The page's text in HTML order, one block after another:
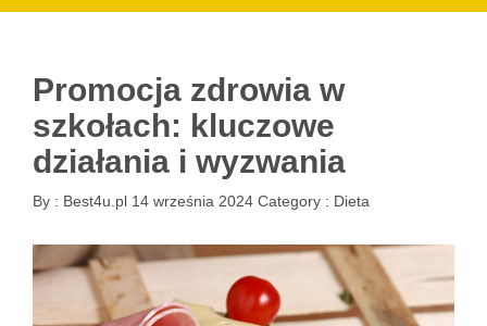
Promocja zdrowia w
szkołach: kluczowe
działania i wyzwania
By : Best4u.pl 14 września 2024 Category : Dieta